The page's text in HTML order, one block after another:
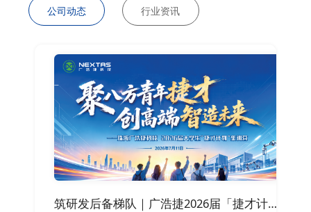
公司动态 行业资讯
筑研发后备梯队｜广浩捷2026届「捷才计划」全面启航